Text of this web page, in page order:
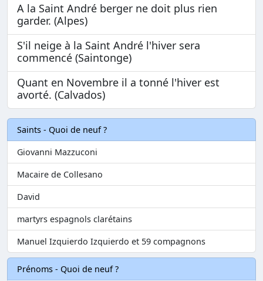
A la Saint André berger ne doit plus rien
garder. (Alpes)
S'il neige à la Saint André l'hiver sera
commencé (Saintonge)
Quant en Novembre il a tonné l'hiver est
avorté. (Calvados)
Saints - Quoi de neuf ?
Giovanni Mazzuconi
Macaire de Collesano
David
martyrs espagnols clarétains
Manuel Izquierdo Izquierdo et 59 compagnons
Prénoms - Quoi de neuf ?